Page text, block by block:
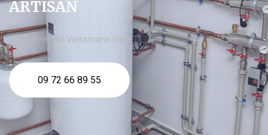
ARTISAN
chaudière gaz Viessmann Ingré
09 72 66 89 55